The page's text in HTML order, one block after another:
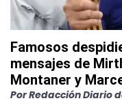
Famosos
mensajes de
Montaner y
PorRedacción Diario